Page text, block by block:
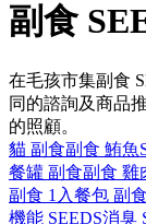
副食
在毛孩市集副食
同的諮詢及商品
的照顧。
貓 副食副食 鮪魚
餐罐 副食副食 雞
副食 1入餐包 副食
機能 SEEDS消臭